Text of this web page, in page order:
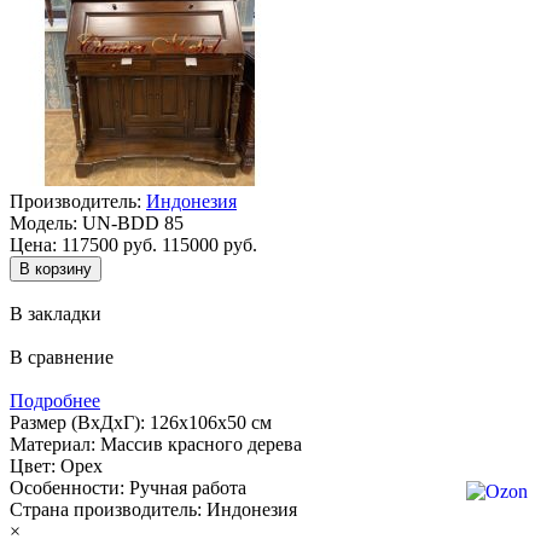
Производитель: Индонезия
Модель: UN-BDD 85
Цена: 117500 руб. 115000 руб.
В закладки
В сравнение
Подробнее
Размер (ВхДхГ): 126х106х50 см
Материал: Массив красного дерева
Цвет: Орех
Особенности: Ручная работа
Страна производитель: Индонезия
×